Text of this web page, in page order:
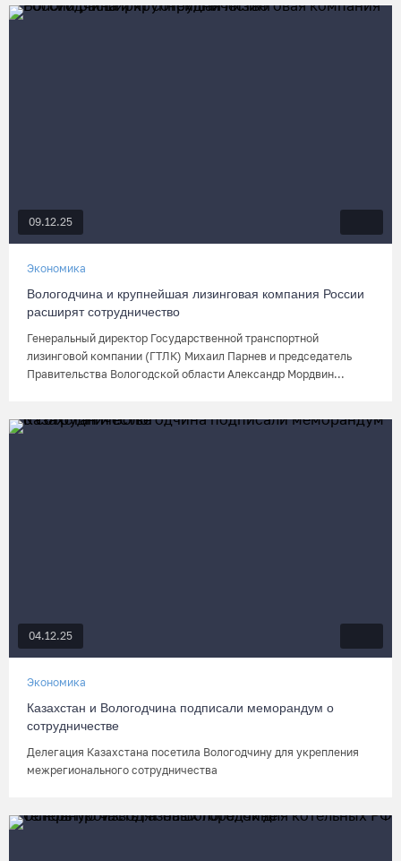
09.12.25
Экономика
Вологодчина и крупнейшая лизинговая компания России
расширят сотрудничество
Генеральный директор Государственной транспортной
лизинговой компании (ГТЛК) Михаил Парнев и председатель
Правительства Вологодской области Александр Мордвин...
04.12.25
Экономика
Казахстан и Вологодчина подписали меморандум о
сотрудничестве
​Делегация Казахстана посетила Вологодчину для укрепления
межрегионального сотрудничества